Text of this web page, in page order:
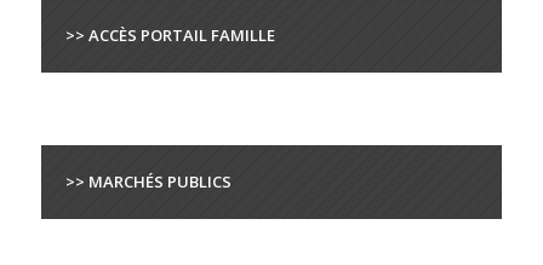
>> ACCÈS PORTAIL FAMILLE
>> MARCHÉS PUBLICS